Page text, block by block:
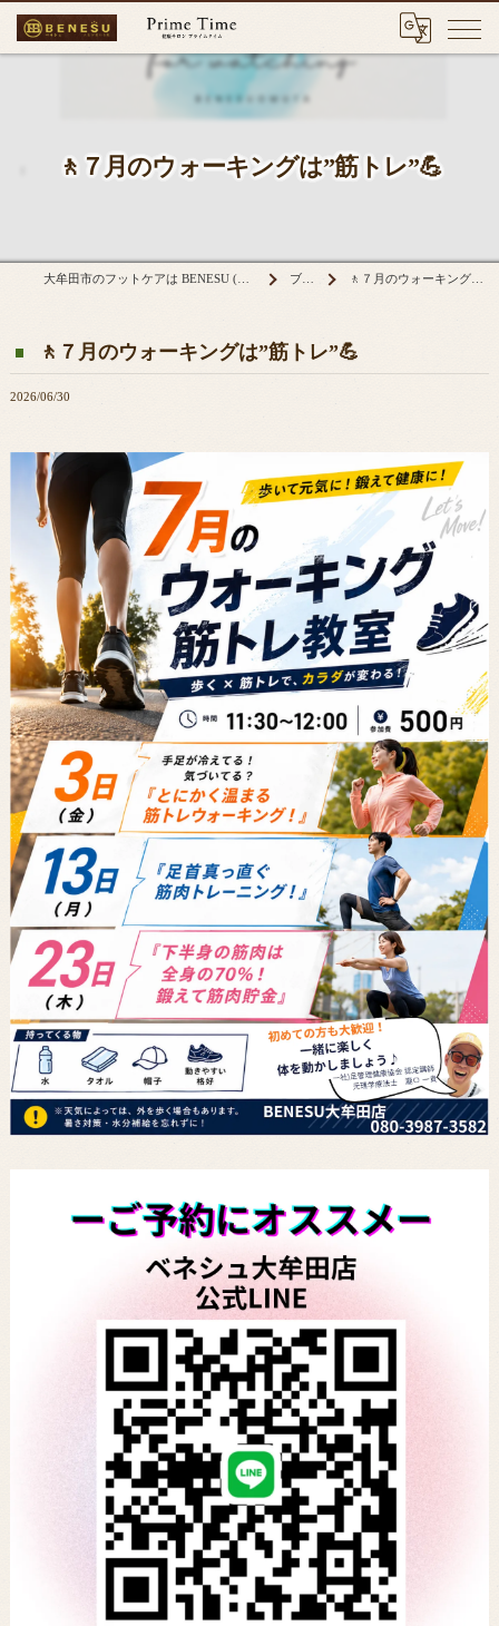
🚶７月のウォーキングは”筋トレ”💪
大牟田市のフットケアは BENESU (ベネシュ)大牟田店 ブログ 🚶７月のウォーキングは”筋トレ”💪
🚶７月のウォーキングは”筋トレ”💪
2026/06/30